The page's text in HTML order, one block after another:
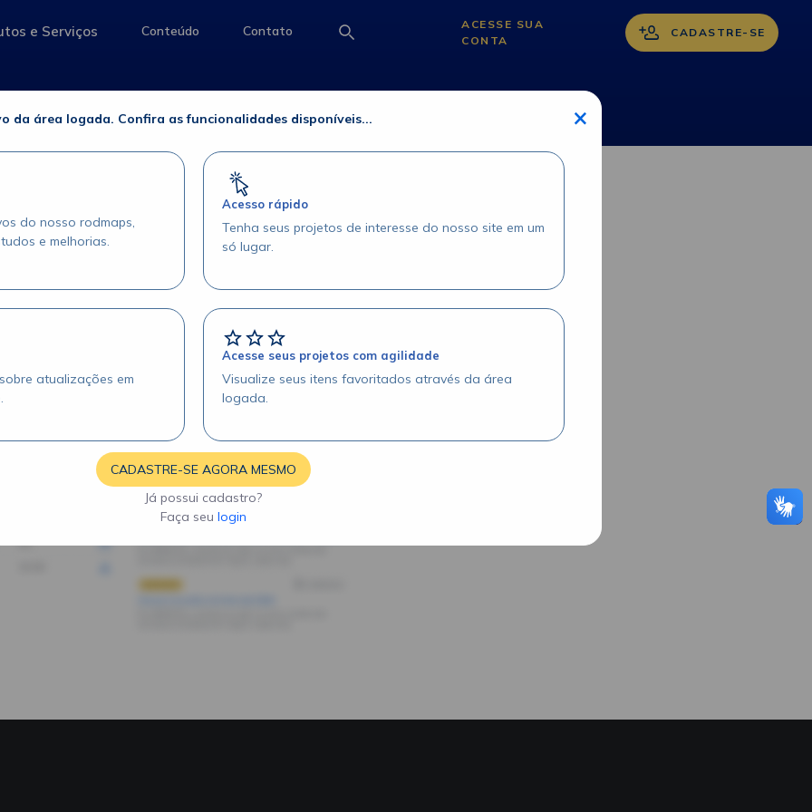
access-the-page
e Serviços access-the-page
Conteúdo access-the-page
Contato
ACESSE SUA
CONTA
CADASTRE-SE
da área logada. Confira as funcionalidades disponíveis... ×
do nosso rodmaps,
e melhorias.
Acesso rápido
Tenha seus projetos de interesse do nosso site em um
só lugar.
atualizações em
Acesse seus projetos com agilidade
Visualize seus itens favoritados através da área
logada.
CADASTRE-SE AGORA MESMO
Já possui cadastro?
Faça seu login